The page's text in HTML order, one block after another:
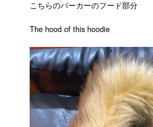
こちらのパーカーのフード部分
The hood of this hoodie